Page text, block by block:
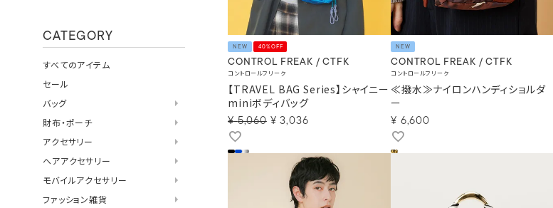
NEW 40%OFF
CONTROL FREAK / CTFK
コントロールフリーク
【TRAVEL BAG Series】シャイニー
miniボディバッグ
¥ 5,060 ¥ 3,036
NEW
CONTROL FREAK / CTFK
コントロールフリーク
≪撥水≫ナイロンハンディショルダ
ー
¥ 6,600
CATEGORY
すべてのアイテム
セール
バッグ
財布・ポーチ
アクセサリー
ヘアアクセサリー
モバイルアクセサリー
ファッション雑貨